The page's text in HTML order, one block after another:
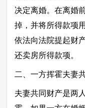
决定离婚。在离婚
掉，并将所得款项
依法向法院提起财
还卖房所得款项。
二、一方挥霍夫妻
夫妻共同财产是两